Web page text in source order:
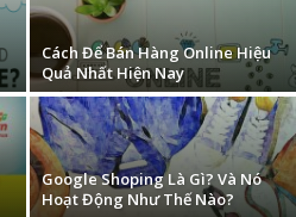
Cách Để Bán Hàng Online Hiệu
Quả Nhất Hiện Nay
Google Shoping Là Gì? Và Nó
Hoạt Động Như Thế Nào?